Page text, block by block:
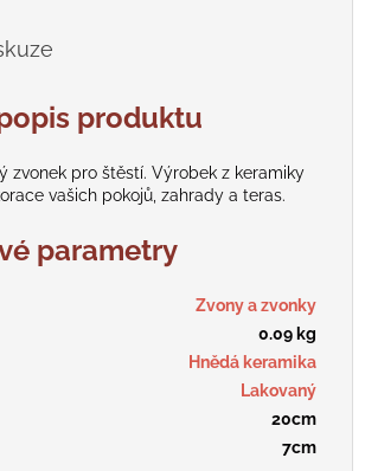
produktu
zvonek pro štěstí. Výrobek z keramiky
vašich pokojů, zahrady a teras.
parametry
Zvony a zvonky
0.09 kg
Hnědá keramika
Lakovaný
20cm
7cm